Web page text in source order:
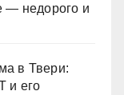
— недорого и
в Твери:
и его